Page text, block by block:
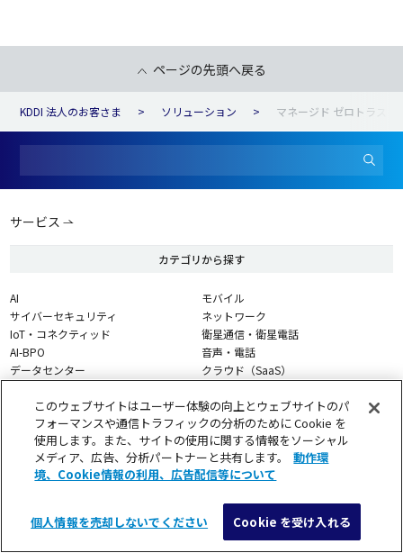
メニュー 検索 導入検討・見積相談
ページの先頭へ戻る
KDDI 法人のお客さま ソリューション マネージド ゼロトラスト
サービス
カテゴリから探す
AI
サイバーセキュリティ
IoT・コネクティッド
AI-BPO
データセンター
モバイル
ネットワーク
衛星通信・衛星電話
音声・電話
クラウド（SaaS）
導入事例から探す
運輸・エネルギー
流通・小売
官公庁・公益法人
農業・林業・水産
情報通信
このウェブサイトはユーザー体験の向上とウェブサイトのパ
フォーマンスや通信トラフィックの分析のために Cookie を
使用します。また、サイトの使用に関する情報をソーシャル
メディア、広告、分析パートナーと共有します。
動作環
境、Cookie情報の利用、広告配信等について
個人情報を売却しないでください Cookie を受け入れる